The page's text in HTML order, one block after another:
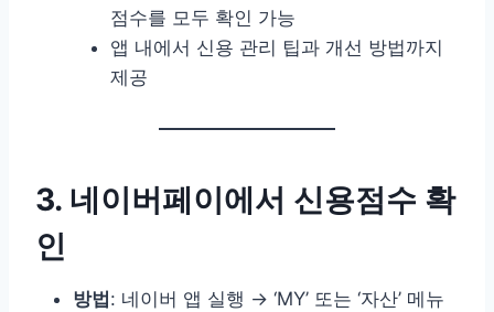
점수를 모두 확인 가능
앱 내에서 신용 관리 팁과 개선 방법까지
제공
3. 네이버페이에서 신용점수 확
인
방법: 네이버 앱 실행 → ‘MY’ 또는 ‘자산’ 메뉴